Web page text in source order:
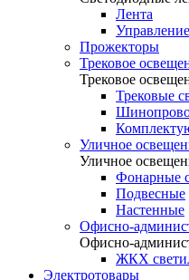
Лента
Управление
Прожекторы
Трековое
Трековое
Трековые
Уличное
Уличное
Фонарные
Подвесные
Настенные
Офисно-
Офисно-
ЖКХ
Электротовары